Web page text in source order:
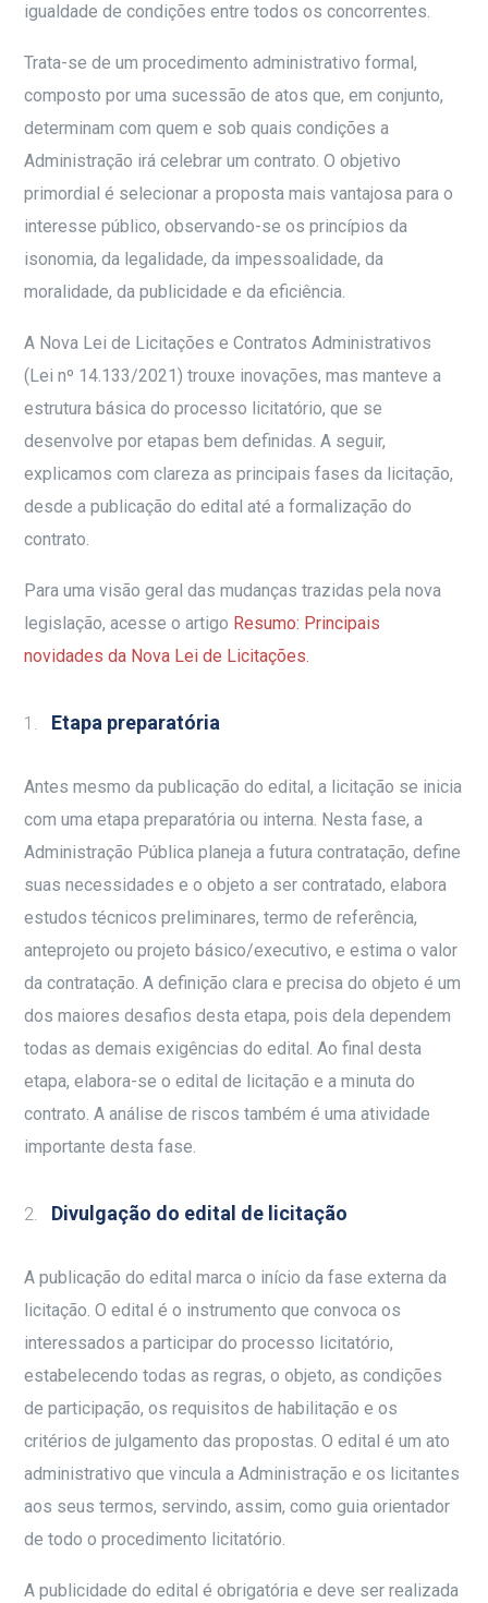
igualdade de condições entre todos os concorrentes.
Trata-se de um procedimento administrativo formal,
composto por uma sucessão de atos que, em conjunto,
determinam com quem e sob quais condições a
Administração irá celebrar um contrato. O objetivo
primordial é selecionar a proposta mais vantajosa para o
interesse público, observando-se os princípios da
isonomia, da legalidade, da impessoalidade, da
moralidade, da publicidade e da eficiência.
A Nova Lei de Licitações e Contratos Administrativos
(Lei nº 14.133/2021) trouxe inovações, mas manteve a
estrutura básica do processo licitatório, que se
desenvolve por etapas bem definidas. A seguir,
explicamos com clareza as principais fases da licitação,
desde a publicação do edital até a formalização do
contrato.
Para uma visão geral das mudanças trazidas pela nova
legislação, acesse o artigo Resumo: Principais
novidades da Nova Lei de Licitações.
Etapa preparatória
Antes mesmo da publicação do edital, a licitação se inicia
com uma etapa preparatória ou interna. Nesta fase, a
Administração Pública planeja a futura contratação, define
suas necessidades e o objeto a ser contratado, elabora
estudos técnicos preliminares, termo de referência,
anteprojeto ou projeto básico/executivo, e estima o valor
da contratação. A definição clara e precisa do objeto é um
dos maiores desafios desta etapa, pois dela dependem
todas as demais exigências do edital. Ao final desta
etapa, elabora-se o edital de licitação e a minuta do
contrato. A análise de riscos também é uma atividade
importante desta fase.
Divulgação do edital de licitação
A publicação do edital marca o início da fase externa da
licitação. O edital é o instrumento que convoca os
interessados a participar do processo licitatório,
estabelecendo todas as regras, o objeto, as condições
de participação, os requisitos de habilitação e os
critérios de julgamento das propostas. O edital é um ato
administrativo que vincula a Administração e os licitantes
aos seus termos, servindo, assim, como guia orientador
de todo o procedimento licitatório.
A publicidade do edital é obrigatória e deve ser realizada